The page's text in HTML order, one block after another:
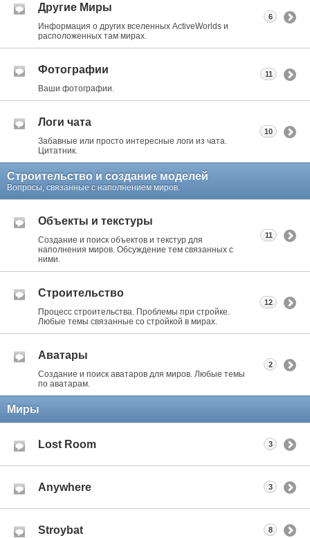
Другие Миры
Информация о других вселенных ActiveWorlds и
расположенных там мирах.
6
Фотографии
Ваши фотографии.
11
Логи чата
Забавные или просто интересные логи из чата.
Цитатник.
10
Строительство и создание моделей
Вопросы, связанные с наполнением миров.
Объекты и текстуры
Создание и поиск объектов и текстур для
наполнения миров. Обсуждение тем связанных с
ними.
11
Строительство
Процесс строительства. Проблемы при стройке.
Любые темы связанные со стройкой в мирах.
12
Аватары
Создание и поиск аватаров для миров. Любые темы
по аватарам.
2
Миры
Lost Room 3
Anywhere 3
Stroybat 8